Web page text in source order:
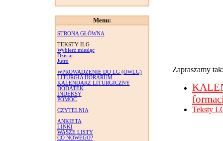
Menu:
STRONA GŁÓWNA
TEKSTY ILG
Wybierz miesiąc
Dzisiaj
Jutro
WPROWADZENIE DO LG (OWLG)
LITURGIA HORARUM
KALENDARZ LITURGICZNY
DODATEK
INDEKSY
POMOC
CZYTELNIA
ANKIETA
LINKI
WASZE LISTY
CO NOWEGO?
Zapraszamy
Teksty